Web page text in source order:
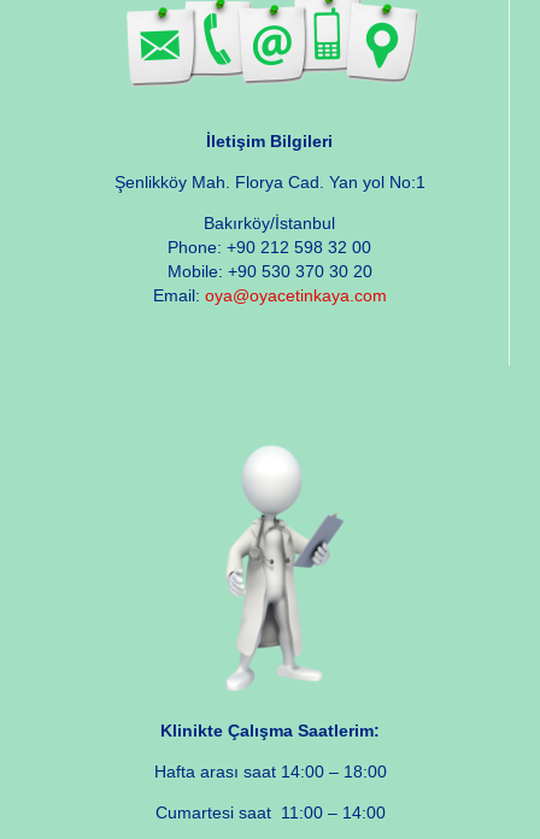
İletişim Bilgileri
Şenlikköy Mah. Florya Cad. Yan yol No:1
Bakırköy/İstanbul
Phone: +90 212 598 32 00
Mobile: +90 530 370 30 20
Email: oya@oyacetinkaya.com
Klinikte Çalışma Saatlerim:
Hafta arası saat 14:00 – 18:00
Cumartesi saat 11:00 – 14:00